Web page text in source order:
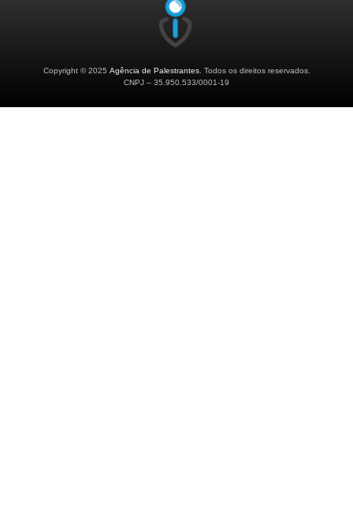
Copyright © 2025 Agência de Palestrantes. Todos os direitos reservados.
CNPJ – 35.950.533/0001-19